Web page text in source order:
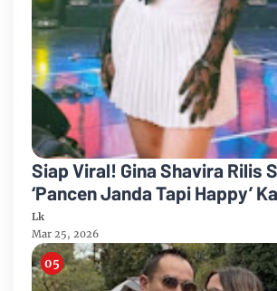
Siap Viral! Gina Shavira Rilis
‘Pancen Janda Tapi Happy’
S Perkas
Lk
Mar 25, 2026